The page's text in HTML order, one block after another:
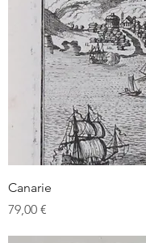
Canarie
Prix
79,00 €